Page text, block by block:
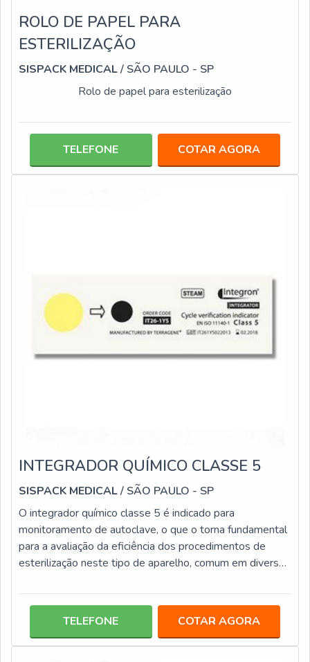
ROLO DE PAPEL PARA
ESTERILIZAÇÃO
SISPACK MEDICAL/ SÃO PAULO - SP
Rolo de papel para esterilização
TELEFONE COTAR AGORA
INTEGRADOR QUÍMICO CLASSE 5
SISPACK MEDICAL/ SÃO PAULO - SP
O integrador químico classe 5 é indicado para
monitoramento de autoclave, o que o torna fundamental
para a avaliação da eficiência dos procedimentos de
esterilização neste tipo de aparelho, comum em diversos
centros estéticos. Este tipo de integrador é elaborado
parâmetros, tais como: Temperatura; Vapor;
Tempo.MAIS SOBRE O INTEGRADOR QUÍMICO TIPO
TELEFONE COTAR AGORA